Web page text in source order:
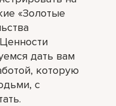
«Золотые
дать вам
которую
с